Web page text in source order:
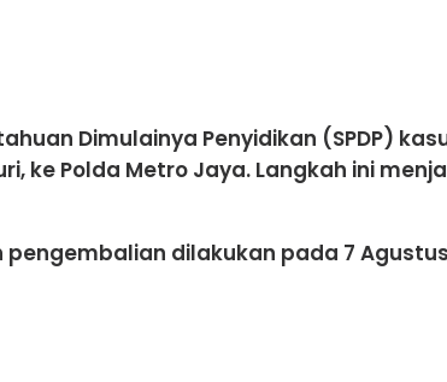
Dimulainya Penyidikan (SPDP)
ke Polda Metro Jaya. Langkah ini
dilakukan pada 7